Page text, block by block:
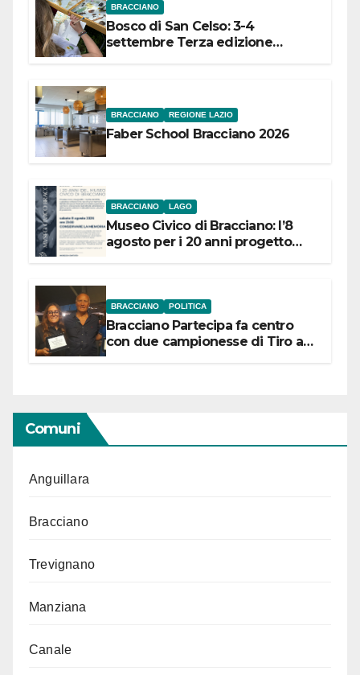
BRACCIANO
Bosco di San Celso: 3-4
settembre Terza edizione
BRACCIANO REGIONE LAZIO
Faber School Bracciano 2026
BRACCIANO LAGO
Museo Civico di Bracciano: l’8
agosto per i 20 anni progetto
BRACCIANO POLITICA
Bracciano Partecipa fa centro
con due campionesse di Tiro a
Comuni
Anguillara
Bracciano
Trevignano
Manziana
Canale